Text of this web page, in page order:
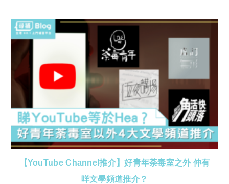
【YouTube Channel推介】好青年荼毒室之外 仲有
咩文學頻道推介？